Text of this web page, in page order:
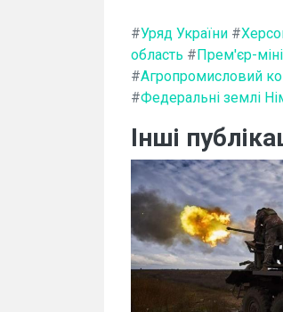
#Уряд України #
область #Прем'єр-
#Агропромисловий
#Федеральні землі
Інші